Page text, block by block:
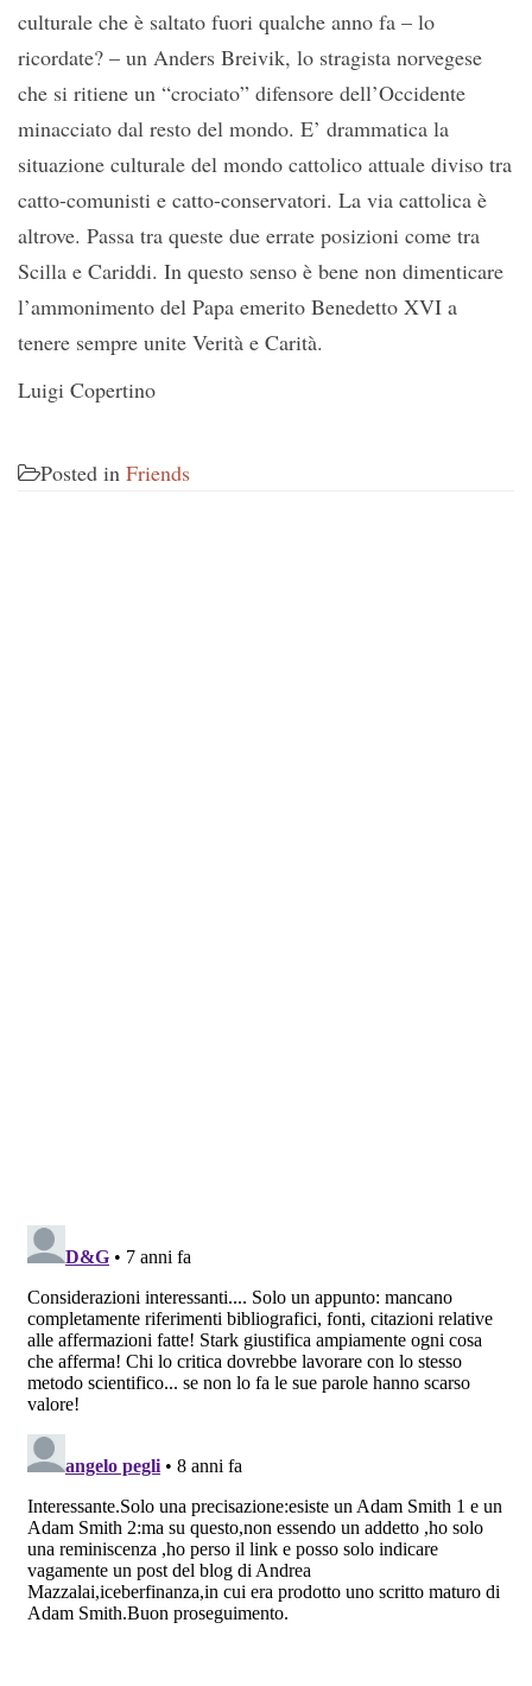
culturale che è saltato fuori qualche anno fa – lo
ricordate? – un Anders Breivik, lo stragista norvegese
che si ritiene un “crociato” difensore dell’Occidente
minacciato dal resto del mondo. E’ drammatica la
situazione culturale del mondo cattolico attuale diviso tra
catto-comunisti e catto-conservatori. La via cattolica è
altrove. Passa tra queste due errate posizioni come tra
Scilla e Cariddi. In questo senso è bene non dimenticare
l’ammonimento del Papa emerito Benedetto XVI a
tenere sempre unite Verità e Carità.
Luigi Copertino
Posted in Friends